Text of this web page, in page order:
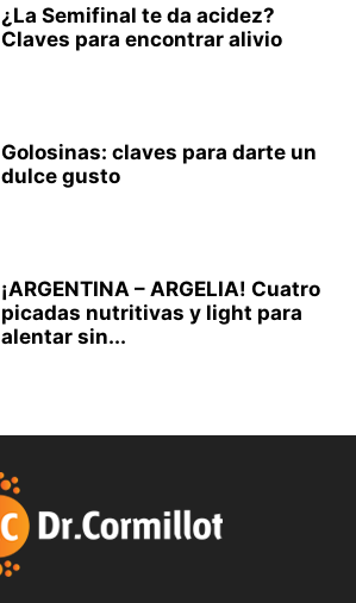
¿La Semifinal te da acidez?
Claves para encontrar alivio
Golosinas: claves para darte un
dulce gusto
¡ARGENTINA – ARGELIA! Cuatro
picadas nutritivas y light para
alentar sin...